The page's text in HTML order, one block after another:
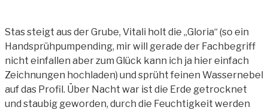
Stas steigt aus der Grube, Vitali holt die „Gloria“ (so ein
Handsprühpumpending, mir will gerade der Fachbegriff
nicht einfallen aber zum Glück kann ich ja hier einfach
Zeichnungen hochladen) und sprüht feinen Wassernebel
auf das Profil. Über Nacht war ist die Erde getrocknet
und staubig geworden, durch die Feuchtigkeit werden